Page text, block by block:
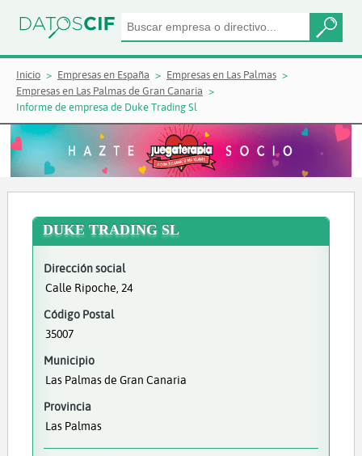
Inicio Empresas en España
Empresas en Las Palmas
Empresas en Las Palmas de Gran Canaria
Informe de empresa de Duke Trading Sl
DUKE TRADING SL
Dirección social
Calle Ripoche, 24
Código Postal
35007
Municipio
Las Palmas de Gran Canaria
Provincia
Las Palmas